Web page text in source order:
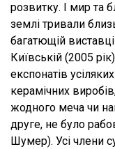
розвитку. І мир та
землі тривали
багатющій
Київській (2005
експонатів
керамічних
жодного меча чи
друге, не було
Шумер). Усі члени